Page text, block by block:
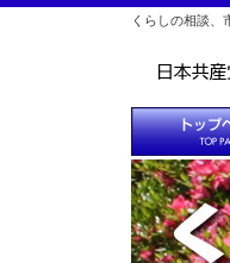
くらしの相談、